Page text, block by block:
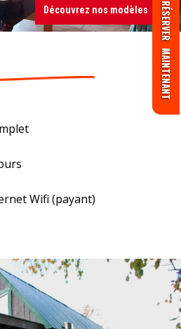
RÉSERVER
MAINTENANT
Découvrez nos modèles
Wifi (payant)